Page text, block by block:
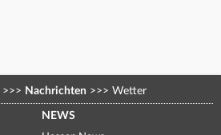
>>> Nachrichten >>> Wetter
NEWS